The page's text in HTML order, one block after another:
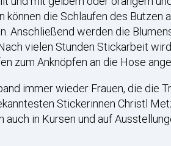
die Schlaufen des Butzen
Anschließend werden die
vielen Stunden Stickarbeit
zum Anknöpfen an die Hose
immer wieder Frauen, die die
Stickerinnen Christl
in Kursen und auf